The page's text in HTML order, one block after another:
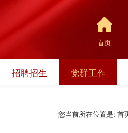
首页
招聘招生 党群工作
您当前所在位置是: 首